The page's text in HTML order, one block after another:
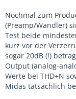
Nochmal zum
(Preamp/Wandler)
Test beide
kurz vor der
sogar 20dB (!)
Output (analog-
Werte bei THD+N
Midas tatsächlich